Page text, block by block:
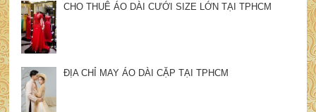
CHO THUÊ ÁO DÀI CƯỚI SIZE LỚN TẠI TPHCM
ĐỊA CHỈ MAY ÁO DÀI CẶP TẠI TPHCM